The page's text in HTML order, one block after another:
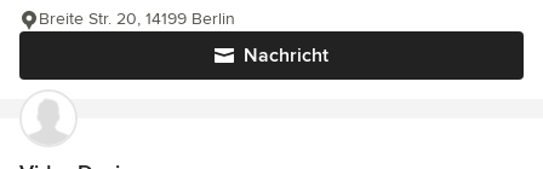
Nachricht
Breite Str. 20, 14199 Berlin